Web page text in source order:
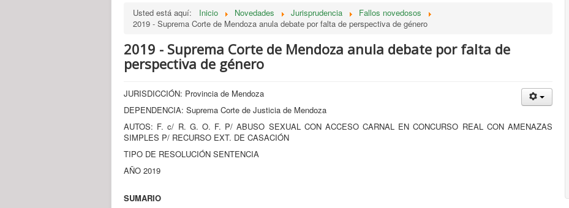
Usted está aquí: Inicio Novedades Jurisprudencia
Fallos novedosos
2019 - Suprema Corte de Mendoza anula debate por falta de perspectiva de género
2019 - Suprema Corte de Mendoza anula debate por falta de
perspectiva de género
JURISDICCIÓN: Provincia de Mendoza
DEPENDENCIA: Suprema Corte de Justicia de Mendoza
AUTOS: F. c/ R. G. O. F. P/ ABUSO SEXUAL CON ACCESO CARNAL EN CONCURSO REAL CON AMENAZAS
SIMPLES P/ RECURSO EXT. DE CASACIÓN
TIPO DE RESOLUCIÓN SENTENCIA
AÑO 2019
SUMARIO